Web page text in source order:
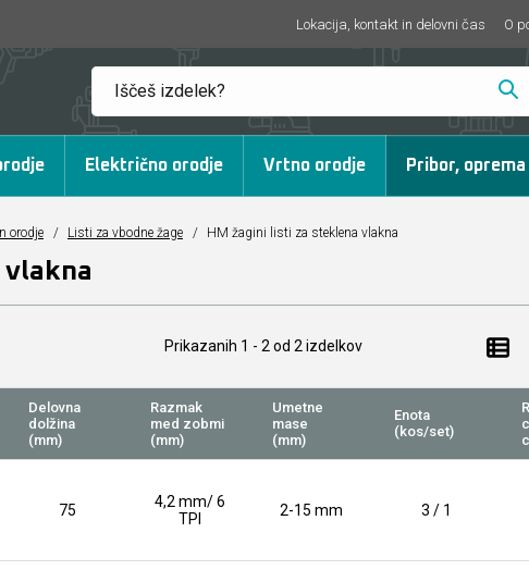
Lokacija, kontakt in delovni čas O
Električno orodje Vrtno orodje Pribor,
orodje / Listi za vbodne žage / HM žagini listi za steklena vlakna
vlakna
Prikazanih 1 - 2 od 2 izdelkov
Delovna
dolžina
(mm)
Razmak
med zobmi
(mm)
Umetne
mase
(mm)
Enota
(kos/set)
75
4,2 mm/ 6
TPI
2-15 mm 3 / 1